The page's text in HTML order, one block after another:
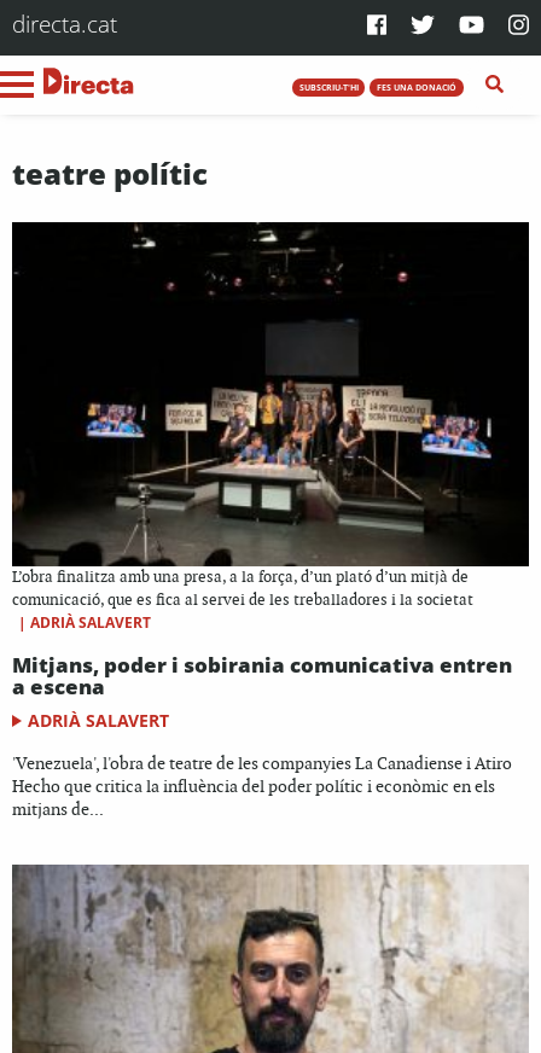
directa.cat
SUBSCRIU-T'HI FES UNA DONACIÓ
teatre polític
L’obra finalitza amb una presa, a la força, d’un plató d’un mitjà de
comunicació, que es fica al servei de les treballadores i la societat
| ADRIÀ SALAVERT
Mitjans, poder i sobirania comunicativa entren
a escena
ADRIÀ SALAVERT
'Venezuela', l'obra de teatre de les companyies La Canadiense i Atiro
Hecho que critica la influència del poder polític i econòmic en els
mitjans de...